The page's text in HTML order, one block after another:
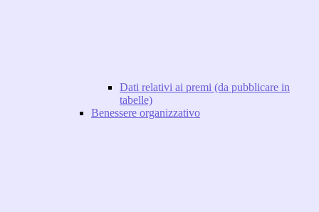
Dati relativi ai premi (da pubblicare in
tabelle)
Benessere organizzativo